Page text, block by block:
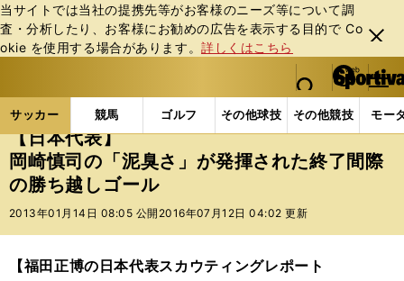
当サイトでは当社の提携先等がお客様のニーズ等について調
査・分析したり、お客様にお勧めの広告を表⽰する⽬的で Co
okie を使⽤する場合があります。詳しくはこちら
閉じ
る
web Sportiva (webスポルティーバ)
検索
マイペ
ー
ジ
メニュ
サッカー 競馬 ゴルフ その他球技 その他競技 モー
ス
ポ
ル
テ
ー
バ
サッカーの記事一覧 Jリーグ他 福田正博 【日本
【日本代表】
岡崎慎司の「泥臭さ」が発揮された終了間際
の勝ち越しゴール
2013年01月14日 08:05 公開 2016年07月12日 04:02 更新
【福田正博の日本代表スカウティングレポート